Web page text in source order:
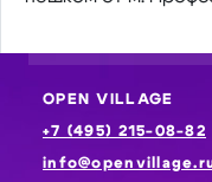
OPEN VILLAGE
+7 (495) 215-08-82